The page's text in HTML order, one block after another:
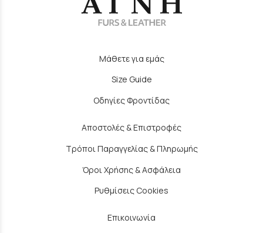
Μάθετε για εμάς
Size Guide
Οδηγίες Φροντίδας
Αποστολές & Επιστροφές
Τρόποι Παραγγελίας & Πληρωμής
Όροι Χρήσης & Ασφάλεια
Ρυθμίσεις Cookies
Επικοινωνία